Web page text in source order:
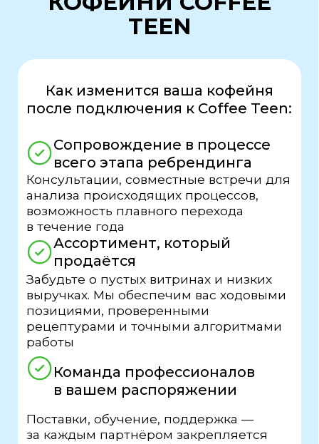
Ваша кофейня — наш общий проект.
Работаем вместе до результата и после
ЧТО ВХОДИТ ВО
ФРАНШИЗУ
Открытие — только начало.
Мы рядом до, во время и после
старта. У вас будетготовая система
проверенная на десятках точек
1
Уникальный бренд и опыт
— уникальный бренд
— экспертный опыт и готовые
решения
— проверенная бизнес-модель
— уникальный ассортимент